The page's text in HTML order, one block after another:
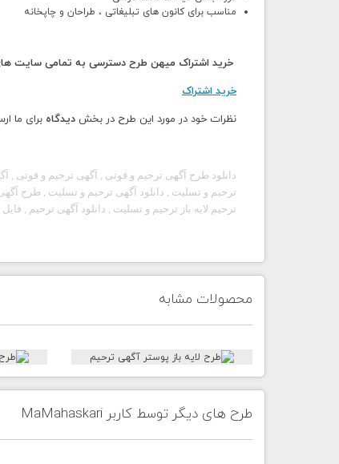
مناسب برای کانون های تبلیغاتی ، طراحان و چاپخانه
خرید اشتراک میهن طرح دسترسی به تمامی سایت
خرید اشتراک
نظرات خود در مورد این طرح در بخش دیدگاه برای ما
دانلود طرح آگهی ترحیم و فوتی , آگهی ترحیم و فوتی ,
ترحیم و تسلیت , دانلود آگهی ترحیم و تسلیت , طرح
ترحیم لایه باز ترحیم و تسلیت , دانلود آگهی ترحیم , فایل
محصولات مشابه
طرح های دیگر توسط کاربر MaMahaskari